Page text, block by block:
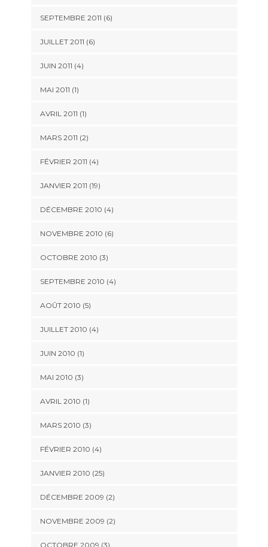
SEPTEMBRE 2011 (6)
JUILLET 2011 (6)
JUIN 2011 (4)
MAI 2011 (1)
AVRIL 2011 (1)
MARS 2011 (2)
FÉVRIER 2011 (4)
JANVIER 2011 (19)
DÉCEMBRE 2010 (4)
NOVEMBRE 2010 (6)
OCTOBRE 2010 (3)
SEPTEMBRE 2010 (4)
AOÛT 2010 (5)
JUILLET 2010 (4)
JUIN 2010 (1)
MAI 2010 (3)
AVRIL 2010 (1)
MARS 2010 (3)
FÉVRIER 2010 (4)
JANVIER 2010 (25)
DÉCEMBRE 2009 (2)
NOVEMBRE 2009 (2)
OCTOBRE 2009 (3)